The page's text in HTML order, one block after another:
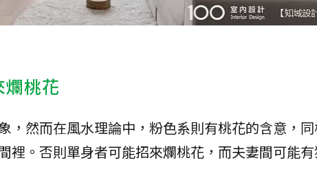
桃花
，然而在風水理論中，粉色系則有桃花的含意，
裡。否則單身者可能招來爛桃花，而夫妻間可能